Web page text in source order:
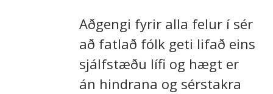
Aðgengi fyrir alla felur í sér
að fatlað fólk geti lifað eins
sjálfstæðu lífi og hægt er
án hindrana og sérstakra